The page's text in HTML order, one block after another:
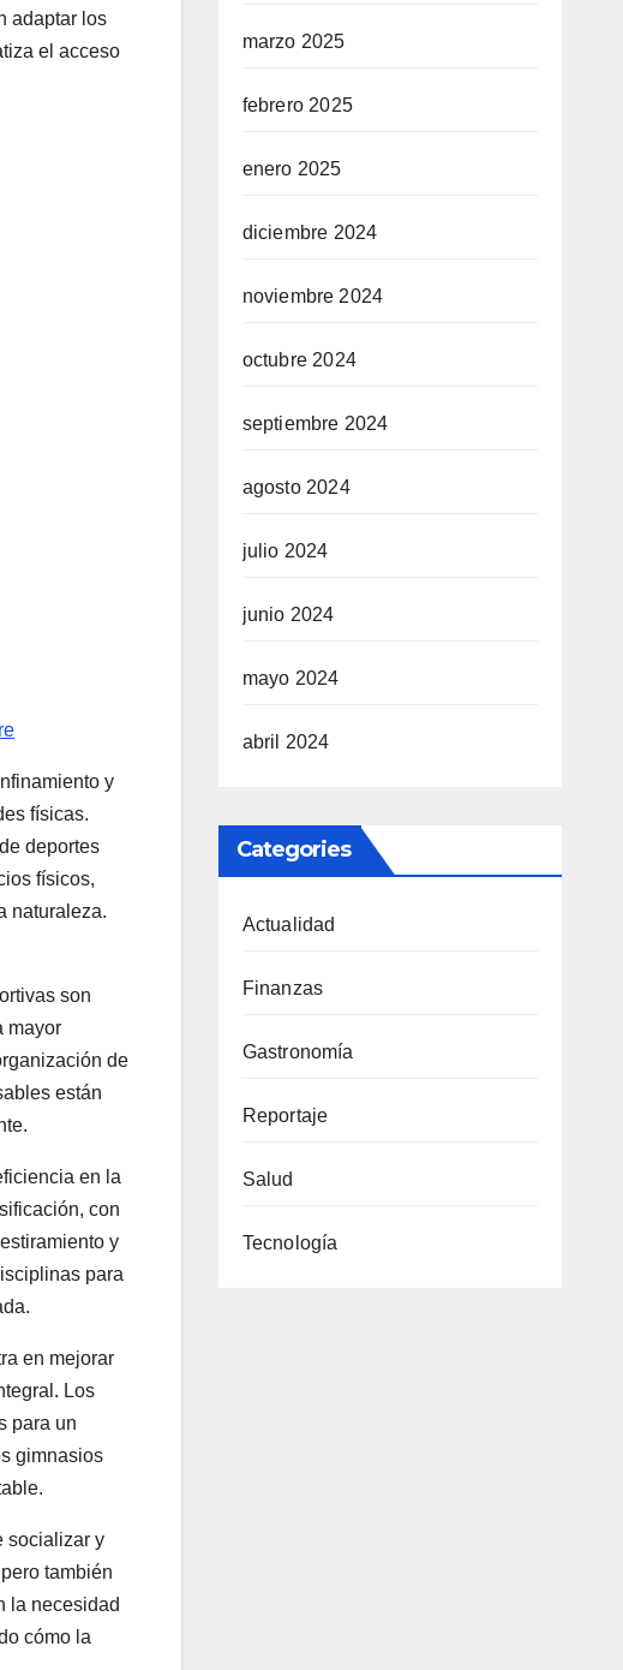
adaptar los
el acceso
y
físicas.
deportes
físicos,
naturaleza.
son
mayor
de
están
en la
con
y
para
en mejorar
Los
para un
gimnasios
socializar y
también
la necesidad
cómo la
marzo 2025
febrero 2025
enero 2025
diciembre 2024
noviembre 2024
octubre 2024
septiembre 2024
agosto 2024
julio 2024
junio 2024
mayo 2024
abril 2024
Categories
Actualidad
Finanzas
Gastronomía
Reportaje
Salud
Tecnología